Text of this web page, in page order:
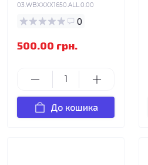
03.WBXXXX1650.ALL.0.00
0
500.00 грн.
До кошика